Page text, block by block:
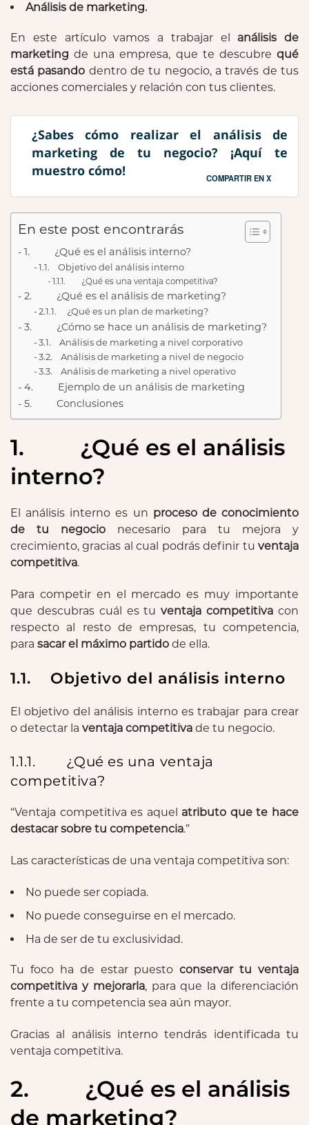
Análisis de marketing.
En este artículo vamos a trabajar el análisis de
marketing de una empresa, que te descubre qué
está pasando dentro de tu negocio, a través de tus
acciones comerciales y relación con tus clientes.
¿Sabes cómo realizar el análisis de
marketing de tu negocio? ¡Aquí te
muestro cómo!
COMPARTIR EN X
En este post encontrarás
1. ¿Qué es el análisis interno?
1.1. Objetivo del análisis interno
1.1.1. ¿Qué es una ventaja competitiva?
2. ¿Qué es el análisis de marketing?
2.1.1. ¿Qué es un plan de marketing?
3. ¿Cómo se hace un análisis de marketing?
3.1. Análisis de marketing a nivel corporativo
3.2. Análisis de marketing a nivel de negocio
3.3. Análisis de marketing a nivel operativo
4. Ejemplo de un análisis de marketing
5. Conclusiones
1. ¿Qué es el análisis
interno?
El análisis interno es un proceso de conocimiento
de tu negocio necesario para tu mejora y
crecimiento, gracias al cual podrás definir tu ventaja
competitiva.
Para competir en el mercado es muy importante
que descubras cuál es tuventaja competitiva con
respecto al resto de empresas, tu competencia,
para sacar el máximo partido de ella.
1.1. Objetivo del análisis interno
El objetivo del análisis interno es trabajar para crear
o detectar la ventaja competitiva de tu negocio.
1.1.1. ¿Qué es una ventaja
competitiva?
“Ventaja competitiva es aquel atributo que te hace
destacar sobre tu competencia.”
Las características de una ventaja competitiva son:
No puede ser copiada.
No puede conseguirse en el mercado.
Ha de ser de tu exclusividad.
Tu foco ha de estar puestoconservar tu ventaja
competitiva y mejorarla, para que la diferenciación
frente a tu competencia sea aún mayor.
Gracias al análisis interno tendrás identificada tu
ventaja competitiva.
2. ¿Qué es el análisis
de marketing?